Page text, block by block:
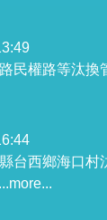
民權路等汰換
台西鄉海口村
more...